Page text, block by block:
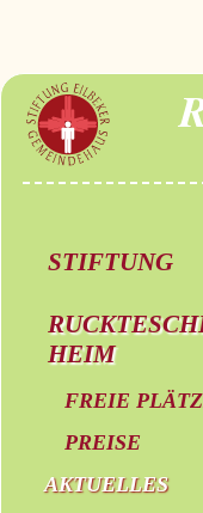
STIFTUNG
HEIM
FREIE
PREISE
AKTUELLES